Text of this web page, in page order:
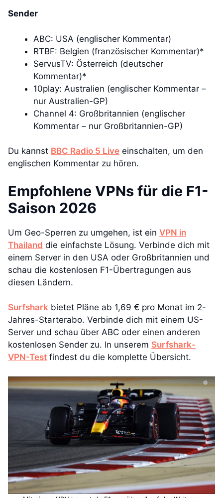
Sender
ABC: USA (englischer Kommentar)
RTBF: Belgien (französischer Kommentar)*
ServusTV: Österreich (deutscher
Kommentar)*
10play: Australien (englischer Kommentar –
nur Australien-GP)
Channel 4: Großbritannien (englischer
Kommentar – nur Großbritannien-GP)
Du kannst BBC Radio 5 Live einschalten, um den
englischen Kommentar zu hören.
Empfohlene VPNs für die F1-
Saison 2026
Um Geo-Sperren zu umgehen, ist ein VPN in
Thailand die einfachste Lösung. Verbinde dich mit
einem Server in den USA oder Großbritannien und
schau die kostenlosen F1-Übertragungen aus
diesen Ländern.
Surfshark bietet Pläne ab 1,69 € pro Monat im 2-
Jahres-Starterabo. Verbinde dich mit einem US-
Server und schau über ABC oder einen anderen
kostenlosen Sender zu. In unserem Surfshark-
VPN-Test findest du die komplette Übersicht.